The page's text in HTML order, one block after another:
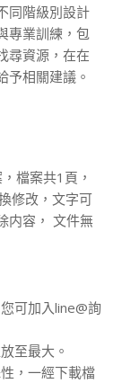
同階級別設計
專業訓練，包
尋資源，在在
予相關建議。
檔案共1頁，
修改，文字可
内容， 文件無
可加入line@詢
至最大。
，一經下載檔